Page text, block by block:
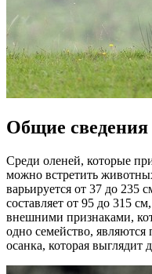
Общие сведения
Среди оленей, которые
можно встретить
варьируется от 37 до 235
составляет от 95 до 315
внешними признаками,
одно семейство, являются
осанка, которая выглядит